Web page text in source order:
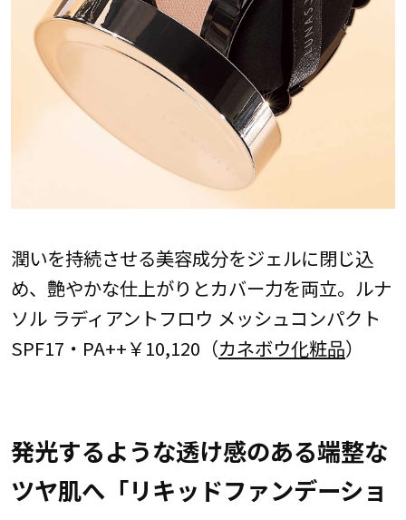
潤いを持続させる美容成分をジェルに閉じ込
め、艶やかな仕上がりとカバー力を両立。ルナ
ソル ラディアントフロウ メッシュコンパクト
SPF17・PA++￥10,120（カネボウ化粧品）
発光するような透け感のある端整な
ツヤ肌へ「リキッドファンデーショ